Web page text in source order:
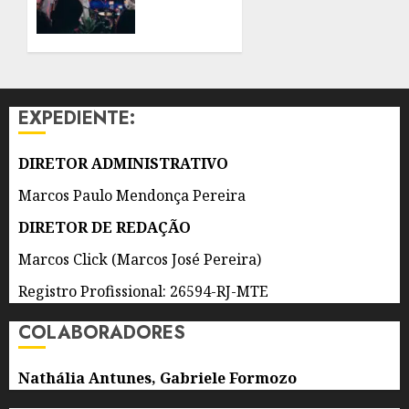
ATRAÇÕES
6 DE
DE 2026
EXPEDIENTE:
DIRETOR ADMINISTRATIVO
Marcos Paulo Mendonça Pereira
DIRETOR DE REDAÇÃO
Marcos Click (Marcos José Pereira)
Registro Profissional: 26594-RJ-MTE
COLABORADORES
Nathália Antunes, Gabriele Formozo